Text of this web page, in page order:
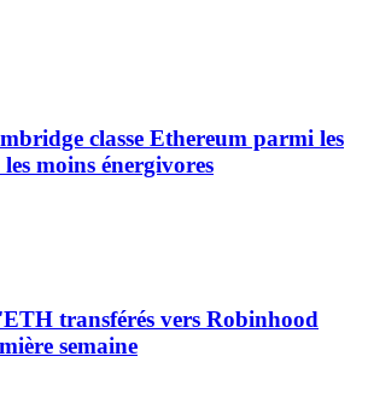
classe Ethereum parmi les
moins énergivores
transférés vers Robinhood
semaine